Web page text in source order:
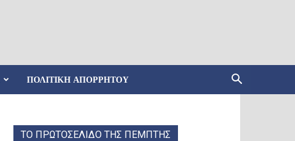
ΠΟΛΙΤΙΚΉ ΑΠΟΡΡΉΤΟΥ
ΤΟ ΠΡΩΤΟΣΕΛΙΔΟ ΤΗΣ ΠΕΜΠΤΗΣ